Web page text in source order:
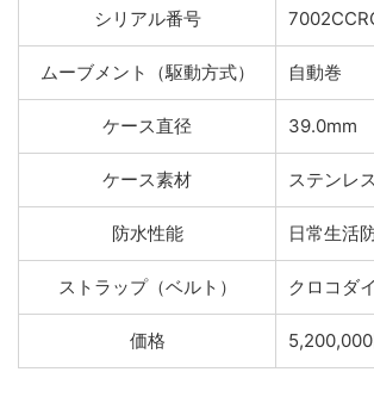
シリアル番号
ムーブメント（駆動方式） 自動巻
ケース直径 39.0mm
ケース素材 ステンレ
防水性能 日常生活
ストラップ（ベルト） クロコダ
価格